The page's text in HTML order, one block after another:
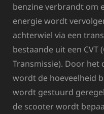
benzine verbrandt om
energie wordt
achterwiel via een
bestaande uit een CVT
Transmissie). Door het
wordt de hoeveelheid
wordt gestuurd
de scooter wordt